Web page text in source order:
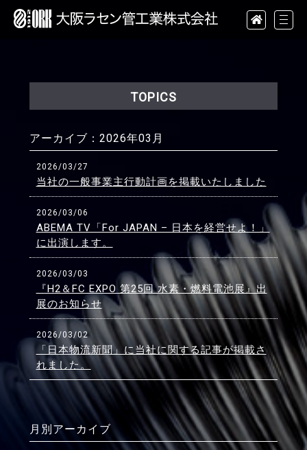
TOPICS
アーカイブ： 2026年03月
2026/03/27
当社の一般事業主行動計画を掲載いたしました
2026/03/06
ABEMA TV「For JAPAN – 日本を経営せよ！」
に出演します。
2026/03/03
『H2＆FC EXPO 第25回 水素・燃料電池展』出
展のお知らせ
2026/03/02
「日本物流新聞」に当社に関する記事が掲載さ
れました。
月別アーカイブ